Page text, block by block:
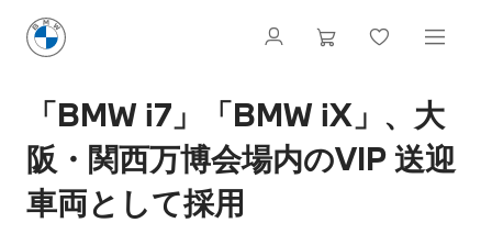
「BMW i7」「BMW iX」、大
阪・関西万博会場内のVIP 送迎
車両として採用